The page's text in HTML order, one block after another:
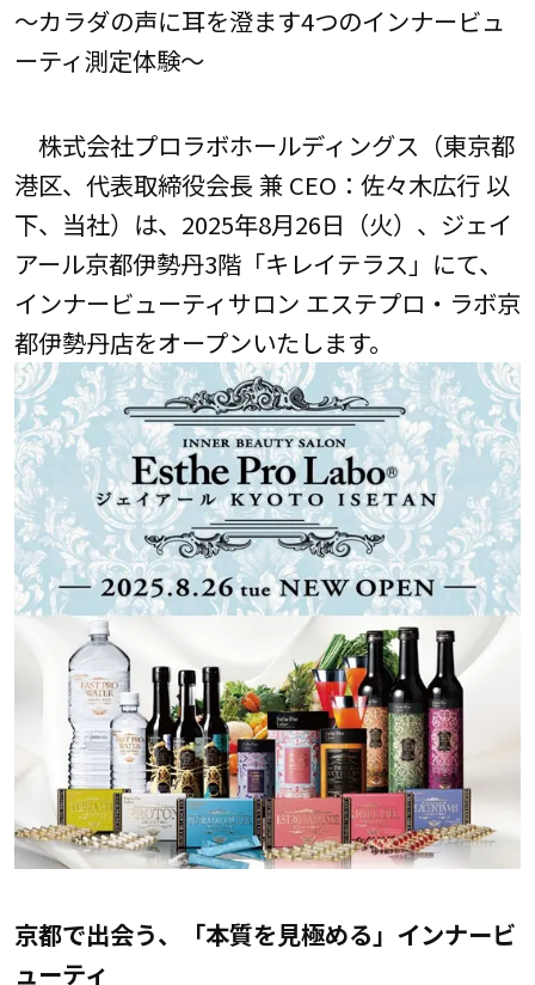
～カラダの声に耳を澄ます4つのインナービュ
ーティ測定体験～
株式会社プロラボホールディングス（東京都
港区、代表取締役会長 兼 CEO：佐々木広行 以
下、当社）は、2025年8月26日（火）、ジェイ
アール京都伊勢丹3階「キレイテラス」にて、
インナービューティサロン エステプロ・ラボ京
都伊勢丹店をオープンいたします。
京都で出会う、「本質を見極める」インナービ
ューティ